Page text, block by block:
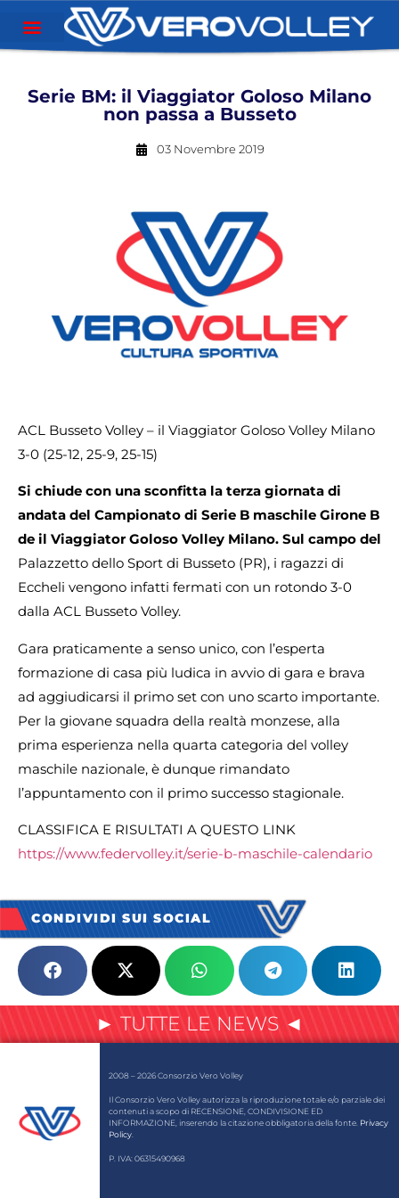
Serie BM: il Viaggiator Goloso Milano
non passa a Busseto
03 Novembre 2019
ACL Busseto Volley – il Viaggiator Goloso Volley Milano
3-0 (25-12, 25-9, 25-15)
Si chiude con una sconfitta la terza giornata di
andata del Campionato di Serie B maschile Girone B
de il Viaggiator Goloso Volley Milano. Sul campo del
Palazzetto dello Sport di Busseto (PR), i ragazzi di
Eccheli vengono infatti fermati con un rotondo 3-0
dalla ACL Busseto Volley.
Gara praticamente a senso unico, con l’esperta
formazione di casa più ludica in avvio di gara e brava
ad aggiudicarsi il primo set con uno scarto importante.
Per la giovane squadra della realtà monzese, alla
prima esperienza nella quarta categoria del volley
maschile nazionale, è dunque rimandato
l’appuntamento con il primo successo stagionale.
CLASSIFICA E RISULTATI A QUESTO LINK
https://www.federvolley.it/serie-b-maschile-calendario
CONDIVIDI SUI SOCIAL
► TUTTE LE NEWS ◄
2008 – 2026 Consorzio Vero Volley
Il Consorzio Vero Volley autorizza la riproduzione totale e/o parziale dei
contenuti a scopo di RECENSIONE, CONDIVISIONE ED
INFORMAZIONE, inserendo la citazione obbligatoria della fonte. Privacy
Policy
P. IVA: 06315490968